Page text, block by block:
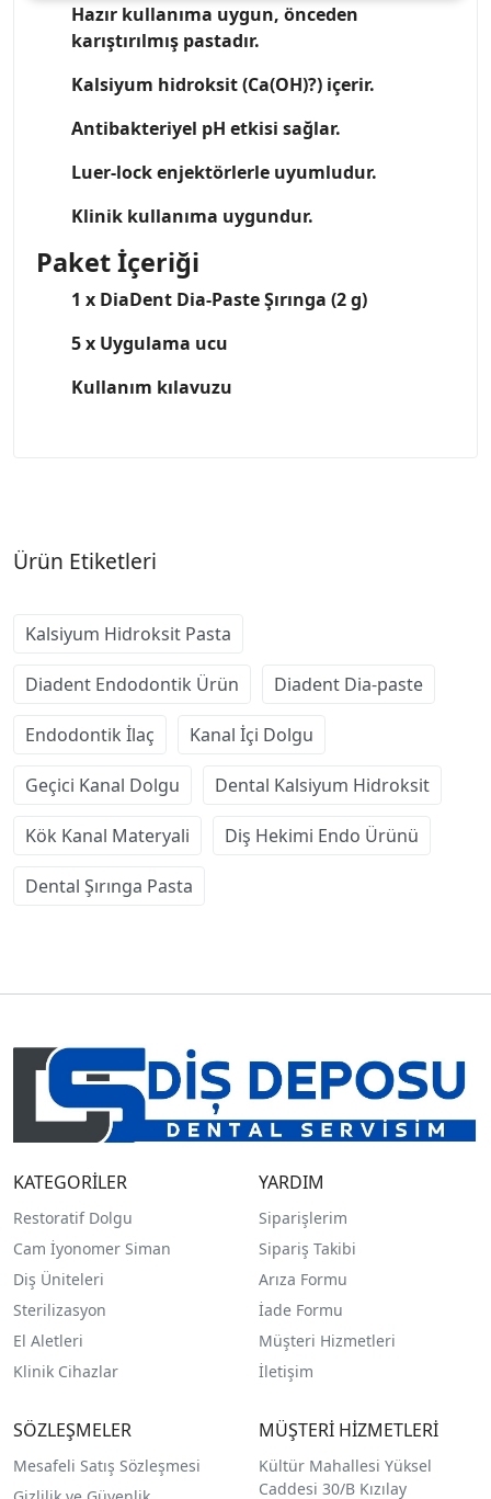
Hazır kullanıma uygun, önceden
karıştırılmış pastadır.
Kalsiyum hidroksit (Ca(OH)?) içerir.
Antibakteriyel pH etkisi sağlar.
Luer-lock enjektörlerle uyumludur.
Klinik kullanıma uygundur.
Paket İçeriği
1 x DiaDent Dia-Paste Şırınga (2 g)
5 x Uygulama ucu
Kullanım kılavuzu
Ürün Etiketleri
Kalsiyum Hidroksit Pasta
Diadent Endodontik Ürün Diadent Dia-paste
Endodontik İlaç Kanal İçi Dolgu
Geçici Kanal Dolgu Dental Kalsiyum Hidroksit
Kök Kanal Materyali Diş Hekimi Endo Ürünü
Dental Şırınga Pasta
KATEGORİLER
Restoratif Dolgu
Cam İyonomer Siman
Diş Üniteleri
Sterilizasyon
El Aletleri
Klinik Cihazlar
YARDIM
Siparişlerim
Sipariş Takibi
Arıza Formu
İade Formu
Müşteri Hizmetleri
İletişim
SÖZLEŞMELER
Mesafeli Satış Sözleşmesi
MÜŞTERİ HİZMETLERİ
Kültür Mahallesi Yüksel
Caddesi 30/B Kızılay